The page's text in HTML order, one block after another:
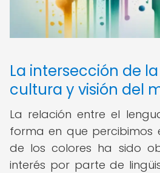
La intersección de
cultura y visión del
La relación entre el
forma en que percibimos
de los colores ha sido
interés por parte de